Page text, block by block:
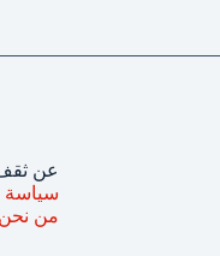
عن
سياسة
من نحن